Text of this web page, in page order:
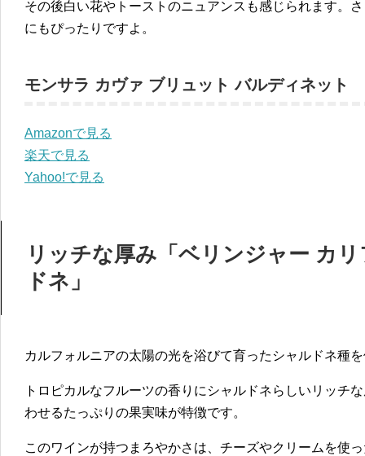
その後白い花やトーストのニュアンスも感じられます。
にもぴったりですよ。
モンサラ カヴァ ブリュット バルディネット
Amazonで見る
楽天で見る
Yahoo!で見る
リッチな厚み「ベリンジャー カ
ドネ」
カルフォルニアの太陽の光を浴びて育ったシャルドネ種
トロピカルなフルーツの香りにシャルドネらしいリッチ
わせるたっぷりの果実味が特徴です。
このワインが持つまろやかさは、チーズやクリームを使